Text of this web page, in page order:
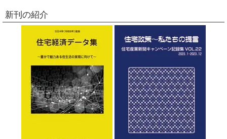
新刊の紹介